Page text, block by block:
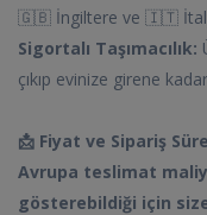
🇬🇧 İngiltere ve 🇮🇹
Sigortalı Taşımacılık:
çıkıp evinize girene
📩 Fiyat ve Sipariş
Avrupa teslimat
gösterebildiği için